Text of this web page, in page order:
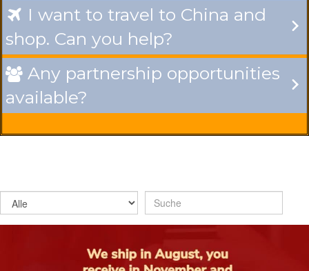
 I want to travel to China and
shop. Can you help?
 Any partnership opportunities
available?